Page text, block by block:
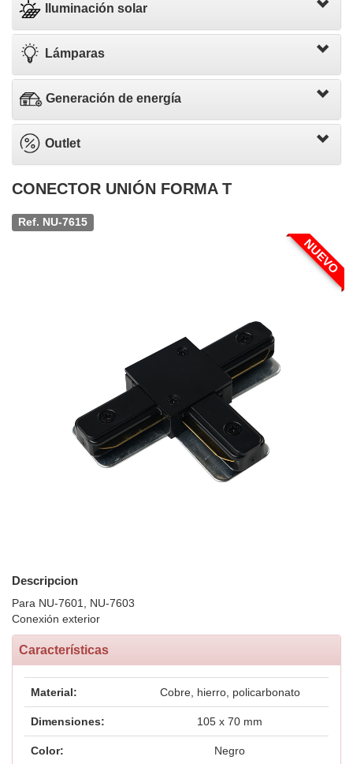
Iluminación solar
Lámparas
Generación de energía
Outlet
CONECTOR UNIÓN FORMA T
Ref. NU-7615
NUEVO
Descripcion
Para NU-7601, NU-7603
Conexión exterior
Características
Material: Cobre, hierro, policarbonato
Dimensiones: 105 x 70 mm
Color: Negro